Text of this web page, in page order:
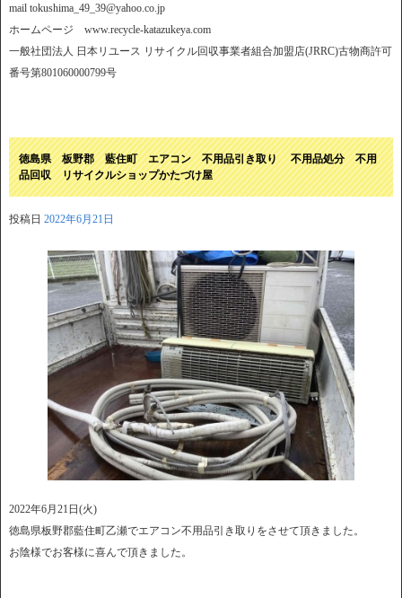
mail tokushima_49_39@yahoo.co.jp
ホームページ www.recycle-katazukeya.com
一般社団法人 日本リユース リサイクル回収事業者組合加盟店(JRRC)古物商許可
番号第801060000799号
徳島県 板野郡 藍住町 エアコン 不用品引き取り 不用品処分 不用
品回収 リサイクルショップかたづけ屋
投稿日 2022年6月21日
2022年6月21日(火)
徳島県板野郡藍住町乙瀬でエアコン不用品引き取りをさせて頂きました。
お陰様でお客様に喜んで頂きました。